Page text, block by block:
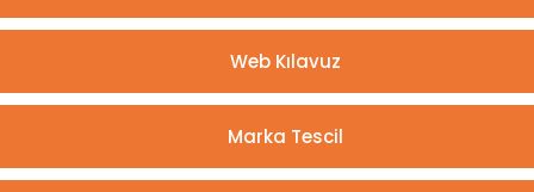
Web Kılavuz
Marka Tescil